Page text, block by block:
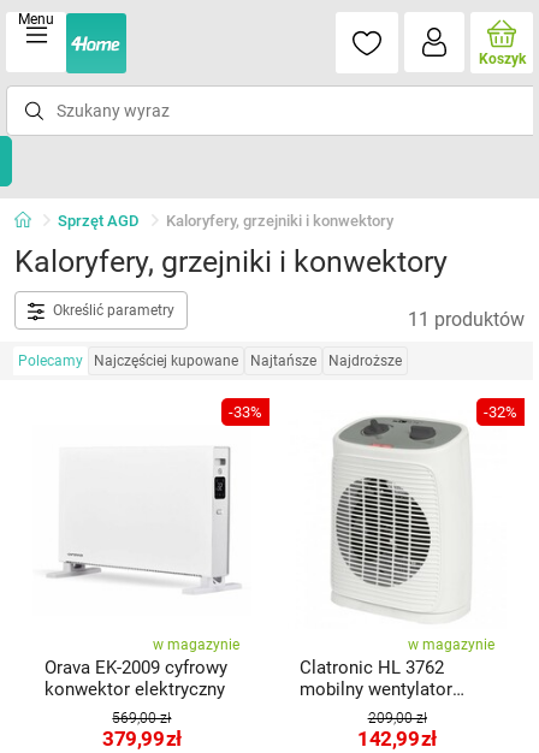
Menu
Koszyk
Sprzęt AGD Kaloryfery, grzejniki i konwektory
Kaloryfery, grzejniki i konwektory
Określić parametry 11 produktów
Polecamy Najczęściej kupowane Najtańsze Najdroższe
-33%
w magazynie
Orava EK-2009 cyfrowy
konwektor elektryczny
569,00 zł
379,99zł
-32%
w magazynie
Clatronic HL 3762
mobilny wentylator
gorącego powietrza
209,00 zł
142,99zł